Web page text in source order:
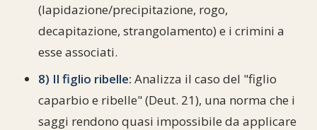
(lapidazione/precipitazione, rogo,
decapitazione, strangolamento) e i crimini a
esse associati.
8) Il figlio ribelle: Analizza il caso del "figlio
caparbio e ribelle" (Deut. 21), una norma che i
saggi rendono quasi impossibile da applicare